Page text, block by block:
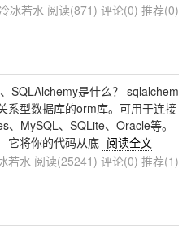
冰若水 阅读(871) 评论(0) 推荐(0)
SQLAlchemy是什么？ sqlalchem
系型数据库的orm库。可用于连接
MySQL、SQLite、Oracle等。
它将你的代码从底 阅读全文
若水 阅读(25241) 评论(0) 推荐(1)